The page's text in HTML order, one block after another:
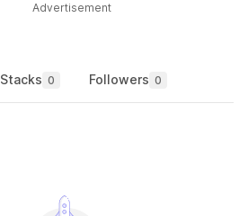
Advertisement
Stacks 0 Followers 0